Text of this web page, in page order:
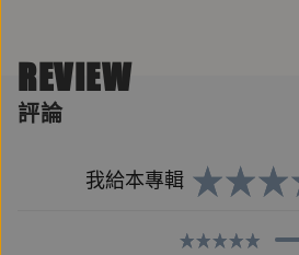
明鄭敗亡後，納入清朝版圖，政權
多樣，文化發展多元。
架構真實的臺灣面貌，完整呈現
REVIEW
評論
我給本專輯